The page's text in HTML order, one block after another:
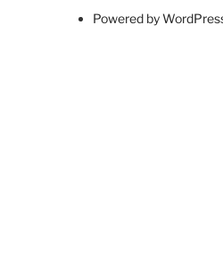
Powered by